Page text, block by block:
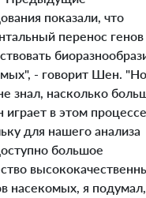
показали, что
перенос
- говорит Шен. "Но
знал, насколько
играет в этом
для нашего анализа
большое
насекомых, я подумал,